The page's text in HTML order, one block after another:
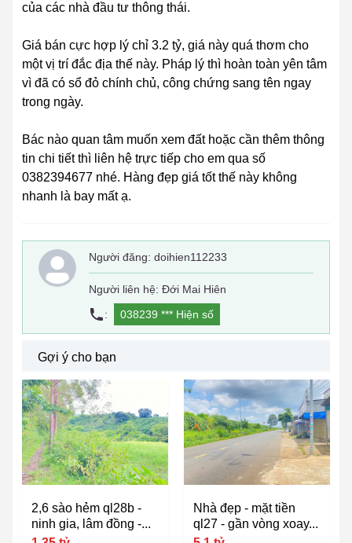
của các nhà đầu tư thông thái.
Giá bán cực hợp lý chỉ 3.2 tỷ, giá này quá thơm cho
một vị trí đắc địa thế này. Pháp lý thì hoàn toàn yên tâm
vì đã có sổ đỏ chính chủ, công chứng sang tên ngay
trong ngày.
Bác nào quan tâm muốn xem đất hoặc cần thêm thông
tin chi tiết thì liên hệ trực tiếp cho em qua số
0382394677 nhé. Hàng đẹp giá tốt thế này không
nhanh là bay mất ạ.
Người đăng: doihien112233
Người liên hệ: Đới Mai Hiên
:
038239 *** Hiện số
Gợi ý cho bạn
2,6 sào hẻm ql28b -
ninh gia, lâm đồng -...
Nhà đẹp - mặt tiền
ql27 - gần vòng xoay...